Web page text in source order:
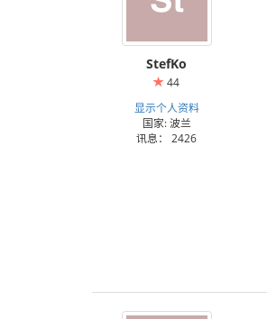
StefKo
44
显示个人资料
国家: 波兰
讯息： 2426